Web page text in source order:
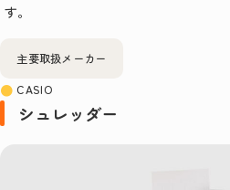
す。
主要取扱メーカー
CASIO
シュレッダー